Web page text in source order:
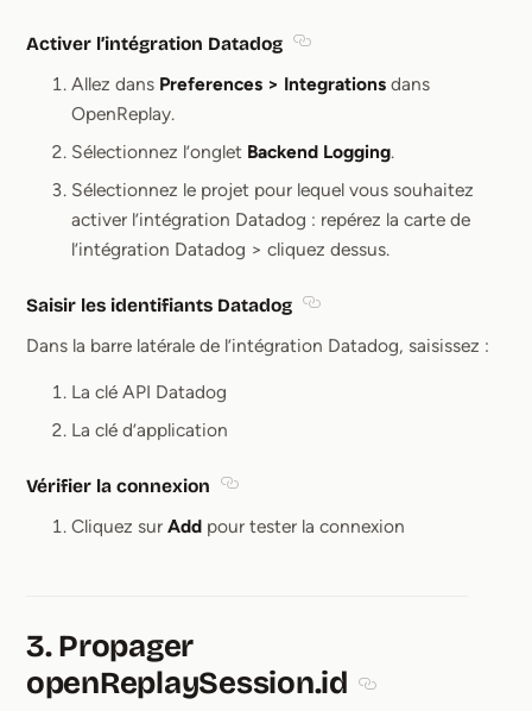
Activer l’intégration Datadog
Allez dans Preferences > Integrations dans
OpenReplay.
Sélectionnez l’onglet Backend Logging.
Sélectionnez le projet pour lequel vous souhaitez
activer l’intégration Datadog : repérez la carte de
l’intégration Datadog > cliquez dessus.
Saisir les identifiants Datadog
Dans la barre latérale de l’intégration Datadog, saisissez :
La clé API Datadog
La clé d’application
Vérifier la connexion
Cliquez sur Add pour tester la connexion
3. Propager
openReplaySession.id